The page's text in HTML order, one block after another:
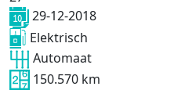
29-12-2018
Elektrisch
Automaat
150.570 km